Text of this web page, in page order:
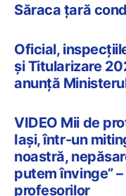
Săraca țară
Oficial,
și Titularizare
anunță
VIDEO Mii de
Iași, într-un
noastră,
putem învinge”
profesorilor